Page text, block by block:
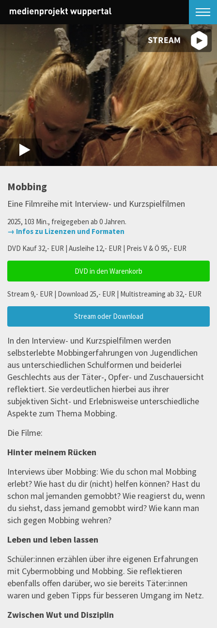
Mobbing
Eine Filmreihe mit Interview- und Kurzspielfilmen
2025, 103 Min., freigegeben ab 0 Jahren.
→ Infos zu Lizenzen und Formaten
DVD Kauf 32,- EUR | Ausleihe 12,- EUR | Preis V & Ö 95,- EUR
DVD in den Warenkorb
Stream 9,- EUR | Download 25,- EUR | Multistreaming ab 32,- EUR
Stream oder Download
In den Interview- und Kurzspielfilmen werden
selbsterlebte Mobbingerfahrungen von Jugendlichen
aus unterschiedlichen Schulformen und beiderlei
Geschlechts aus der Täter-, Opfer- und Zuschauersicht
reflektiert. Sie verdeutlichen hierbei aus ihrer
subjektiven Sicht- und Erlebnisweise unterschiedliche
Aspekte zum Thema Mobbing.
Die Filme:
Hinter meinem Rücken
Interviews über Mobbing: Wie du schon mal Mobbing
erlebt? Wie hast du dir (nicht) helfen können? Hast du
schon mal jemanden gemobbt? Wie reagierst du, wenn
du siehst, dass jemand gemobbt wird? Wie kann man
sich gegen Mobbing wehren?
Leben und leben lassen
Schüler:innen erzählen über ihre eigenen Erfahrungen
mit Cybermobbing und Mobbing. Sie reflektieren
ebenfalls offen darüber, wo sie bereits Täter:innen
waren und geben Tipps für besseren Umgang im Netz.
Zwischen Wut und Disziplin